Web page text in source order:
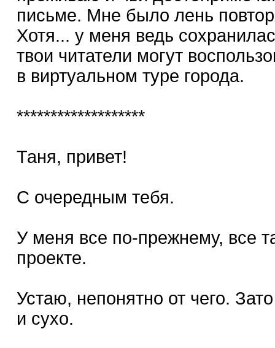
письме. Мне было лень
Хотя... у меня ведь
твои читатели могут
в виртуальном туре города.
*******************
Таня, привет!
С очередным тебя.
У меня все по-прежнему, все
проекте.
Устаю, непонятно от чего.
и сухо.